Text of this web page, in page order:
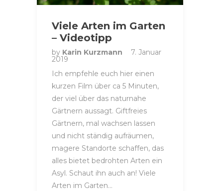
Viele Arten im Garten
– Videotipp
by Karin Kurzmann 7. Januar
2019
Ich empfehle euch hier einen
kurzen Film über ca 5 Minuten,
der viel über das naturnahe
Gärtnern aussagt. Giftfreies
Gärtnern, mal wachsen lassen
und nicht ständig aufräumen,
magere Standorte schaffen, das
alles bietet bedrohten Arten ein
Asyl. Schaut ihn auch an! Viele
Arten im Garten…